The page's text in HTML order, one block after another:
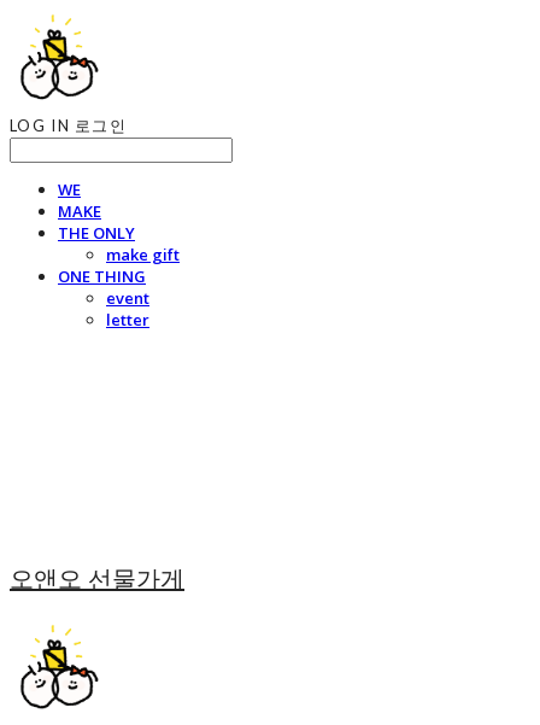
LOG IN 로그인
WE
MAKE
THE ONLY
make gift
ONE THING
event
letter
오앤오 선물가게